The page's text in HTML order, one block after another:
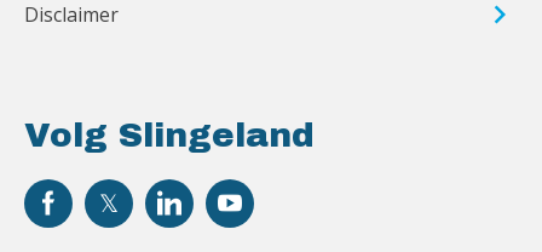
Volg Slingeland
Disclaimer